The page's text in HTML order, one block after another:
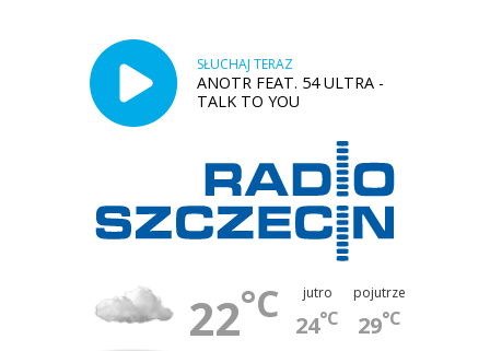
SŁUCHAJ TERAZ
ANOTR FEAT. 54 ULTRA -
TALK TO YOU
22°C jutro
24°C
pojutrze
29°C